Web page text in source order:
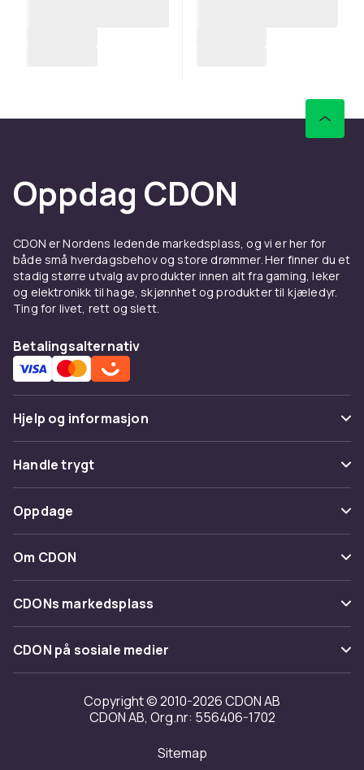
Oppdag CDON
CDON er Nordens ledende markedsplass, og vi er her for
både små hverdagsbehov og store drømmer. Her finner du et
stadig større utvalg av produkter innen alt fra gaming, leker
og elektronikk til hage, skjønnhet og produkter til kjæledyr.
Ting for livet, rett og slett.
Betalingsalternativ
Hjelp og informasjon
Vanlige spørsmål
Spor pakke
Angre & returner her
Kontakt oss
Handle trygt
Betaling
Levering
Tilbakekallinger
Oppdage
Kategorier
Varemerker
Om CDON
Om oss
Kundeanmeldelser
Jobbe på CDON
Investor relations
Tilgjengelighet
CDONs markedsplass
Merchant Help Center
CDON på sosiale medier
Copyright © 2010-2026 CDON AB
CDON AB, Org.nr: 556406-1702
Sitemap